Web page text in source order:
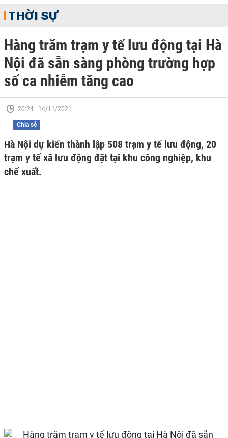
THỜI SỰ
Hàng trăm trạm y tế lưu động tại Hà
Nội đã sẵn sàng phòng trường hợp
số ca nhiễm tăng cao
20:24 | 14/11/2021
Chia sẻ
Hà Nội dự kiến thành lập 508 trạm y tế lưu động, 20
trạm y tế xã lưu động đặt tại khu công nghiệp, khu
chế xuất.